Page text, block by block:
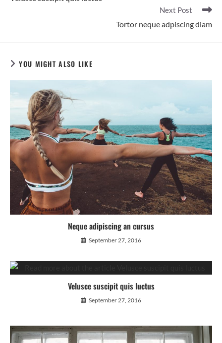
Next Post
Tortor neque adpiscing diam
YOU MIGHT ALSO LIKE
Neque adipiscing an cursus
September 27, 2016
Velusce suscipit quis luctus
September 27, 2016